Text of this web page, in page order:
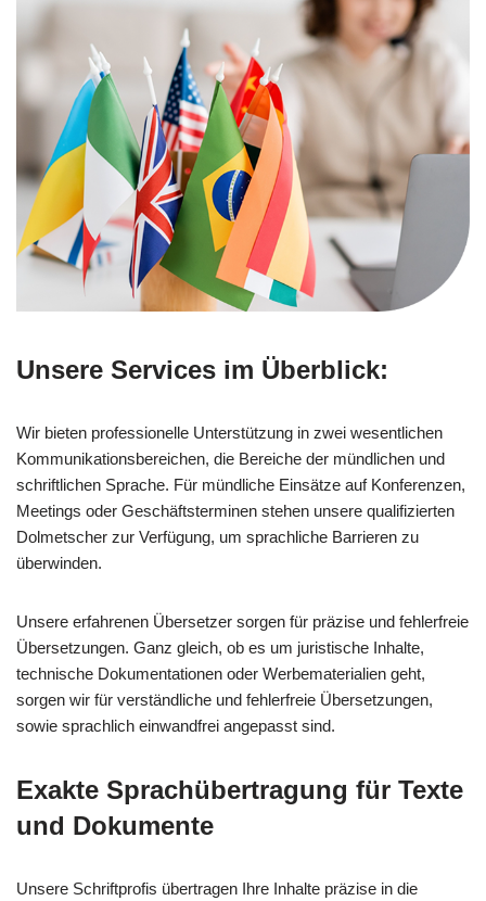
Unsere Services im Überblick:
Wir bieten professionelle Unterstützung in zwei wesentlichen
Kommunikationsbereichen, die Bereiche der mündlichen und
schriftlichen Sprache. Für mündliche Einsätze auf Konferenzen,
Meetings oder Geschäftsterminen stehen unsere qualifizierten
Dolmetscher zur Verfügung, um sprachliche Barrieren zu
überwinden.
Unsere erfahrenen Übersetzer sorgen für präzise und fehlerfreie
Übersetzungen. Ganz gleich, ob es um juristische Inhalte,
technische Dokumentationen oder Werbematerialien geht,
sorgen wir für verständliche und fehlerfreie Übersetzungen,
sowie sprachlich einwandfrei angepasst sind.
Exakte Sprachübertragung für Texte
und Dokumente
Unsere Schriftprofis übertragen Ihre Inhalte präzise in die